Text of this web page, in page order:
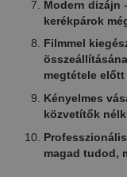
Modern dizájn
kerékpárok
Filmmel
megtétele
Kényelmes
közvetítők
magad tudod,